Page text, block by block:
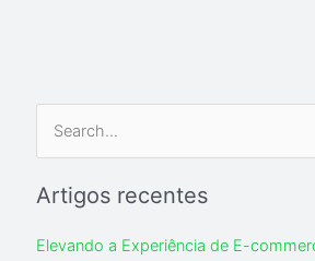
a
Artigos recentes
Elevando a Experiência de E-